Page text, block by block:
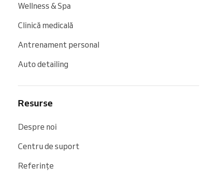
Wellness & Spa
Clinică medicală
Antrenament personal
Auto detailing
Resurse
Despre noi
Centru de suport
Referințe